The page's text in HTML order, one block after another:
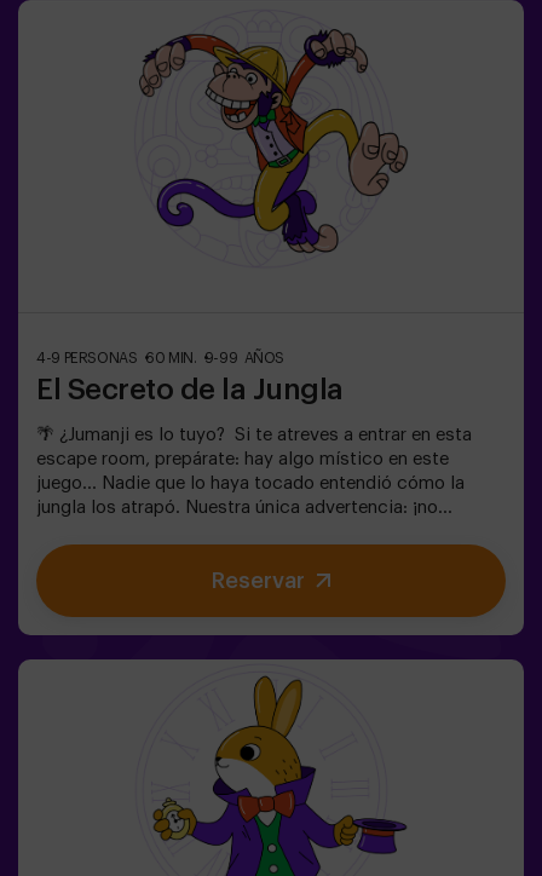
4-9 PERSONAS 60 MIN. 9-99 AÑOS
El Secreto de la Jungla
🌴 ¿Jumanji es lo tuyo? Si te atreves a entrar en esta
escape room, prepárate: hay algo místico en este
juego... Nadie que lo haya tocado entendió cómo la
jungla los atrapó. Nuestra única advertencia: ¡no
¿Realmente creíais que sería fácil escapar? 🐒
Necesitamos un equipo con valor para encontrar la caja
del juego y volver a encerrar a este mundo mágico en su
planes con amigos | adolescentes | familias | fiestas
infantiles❗Si todos jugadores del equipo son menores o
igual de 14 años deberán entrar al menos con 1 adulto,
pero recomendamos entrar acompañados de un monitor
(consúltanos las condiciones).🧩 Es una sala de
dificultad alta pero si incluyes las palabras MODO EASY
en tu reserva, podremos añadir pistas adicionales para
que bajar el nivel de dificultad.
Reservar